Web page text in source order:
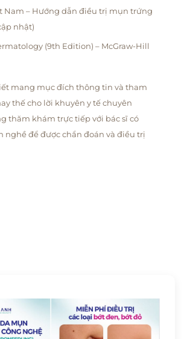
Nam – Hướng dẫn điều trị mụn trứng
nhật)
(9th Edition) – McGraw-Hill
mang mục đích thông tin và tham
thế cho lời khuyên y tế chuyên
thăm khám trực tiếp với bác sĩ có
nghề để được chẩn đoán và điều trị